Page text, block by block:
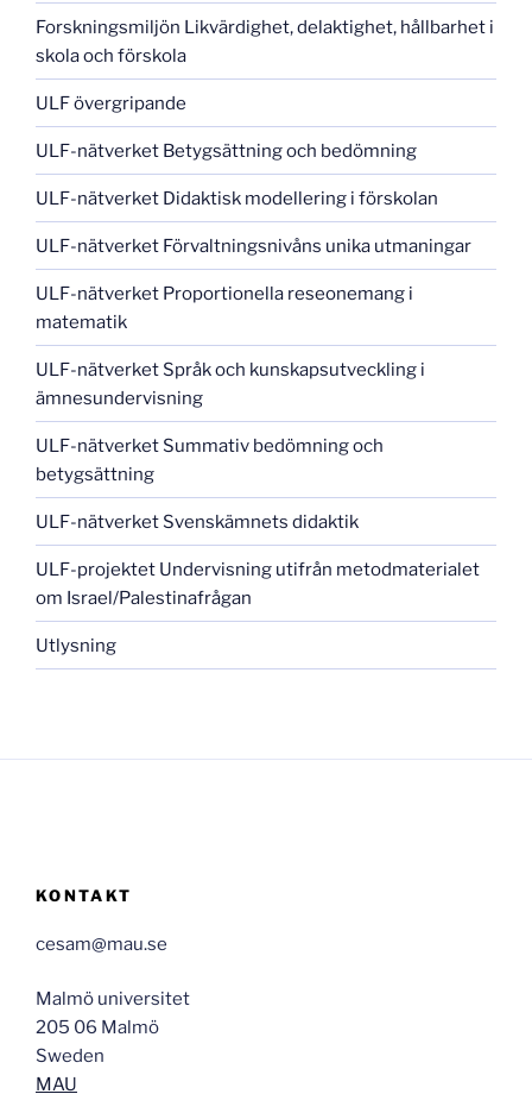
Forskningsmiljön Likvärdighet, delaktighet, hållbarhet i
skola och förskola
ULF övergripande
ULF-nätverket Betygsättning och bedömning
ULF-nätverket Didaktisk modellering i förskolan
ULF-nätverket Förvaltningsnivåns unika utmaningar
ULF-nätverket Proportionella reseonemang i
matematik
ULF-nätverket Språk och kunskapsutveckling i
ämnesundervisning
ULF-nätverket Summativ bedömning och
betygsättning
ULF-nätverket Svenskämnets didaktik
ULF-projektet Undervisning utifrån metodmaterialet
om Israel/Palestinafrågan
Utlysning
KONTAKT
cesam@mau.se
Malmö universitet
205 06 Malmö
Sweden
MAU